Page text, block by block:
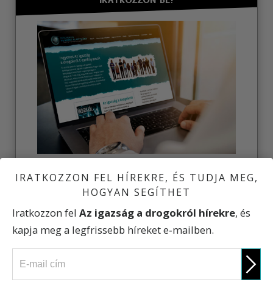
Iratkozzon be az ingyenes online tanfolyamokra!
INGYENES ONLINE TANFOLYAMOK
IRATKOZZON FEL HÍREKRE, ÉS TUDJA MEG,
HOGYAN SEGÍTHET
Iratkozzon fel Az igazság a drogokról hírekre, és
kapja meg a legfrissebb híreket e‑mailben.